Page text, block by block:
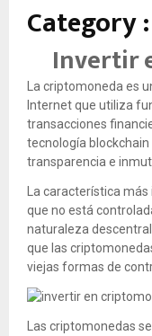
Category
Invertir
La criptomoneda es
Internet que utiliza
transacciones
tecnología
transparencia e
La característica
que no está
naturaleza
que las
viejas formas de
Las criptomonedas